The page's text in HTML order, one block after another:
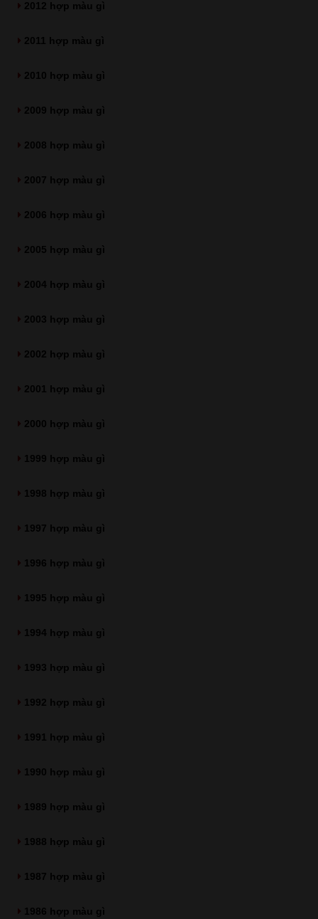
2012 hợp màu gì
2011 hợp màu gì
2010 hợp màu gì
2009 hợp màu gì
2008 hợp màu gì
2007 hợp màu gì
2006 hợp màu gì
2005 hợp màu gì
2004 hợp màu gì
2003 hợp màu gì
2002 hợp màu gì
2001 hợp màu gì
2000 hợp màu gì
1999 hợp màu gì
1998 hợp màu gì
1997 hợp màu gì
1996 hợp màu gì
1995 hợp màu gì
1994 hợp màu gì
1993 hợp màu gì
1992 hợp màu gì
1991 hợp màu gì
1990 hợp màu gì
1989 hợp màu gì
1988 hợp màu gì
1987 hợp màu gì
1986 hợp màu gì